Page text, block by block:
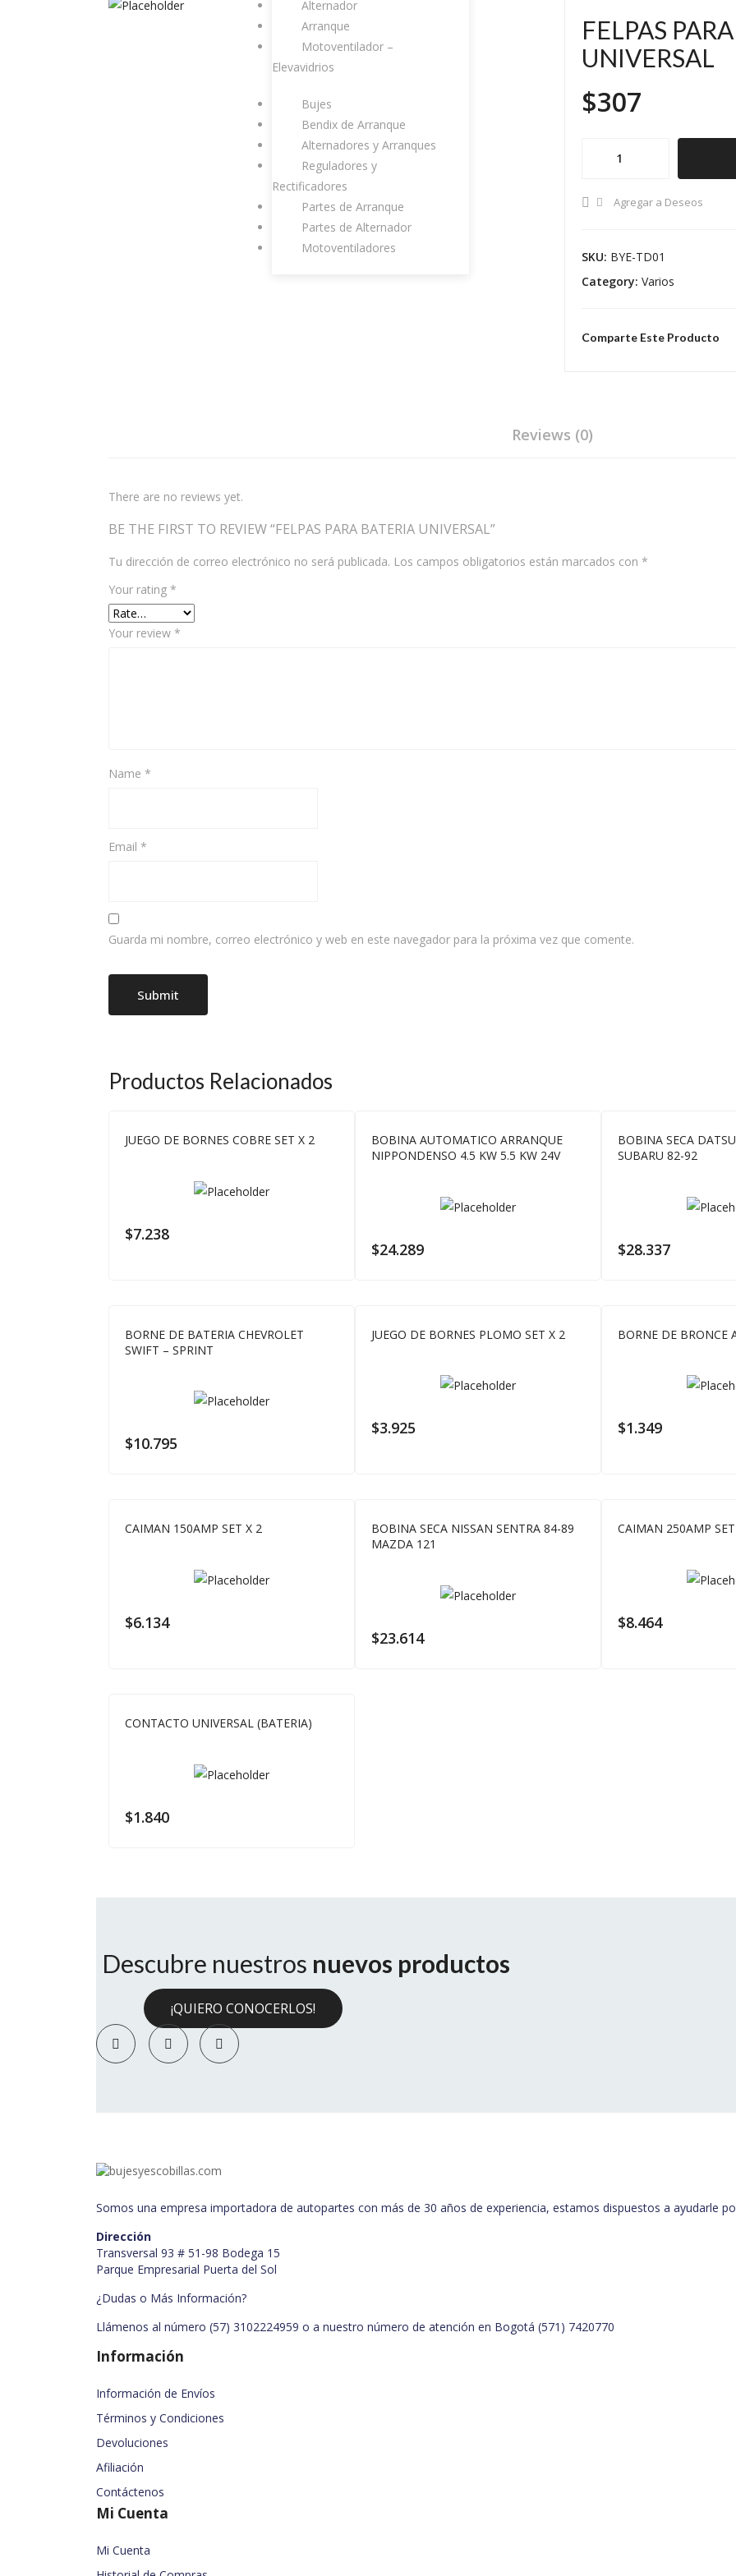
Alternador
Arranque
Motoventilador –
Elevavidrios
Bujes
Bendix de Arranque
Alternadores y Arranques
Reguladores y
Rectificadores
Partes de Arranque
Partes de Alternador
Motoventiladores
FELPAS
UNIVERSAL
$307
UNIVERSAL
Agregar a Deseos
SKU: BYE-TD01
Category: Varios
Comparte Este Producto
Reviews (0)
There are no reviews yet.
BE THE FIRST TO REVIEW “FELPAS PARA BATERIA UNIVERSAL”
Tu dirección de correo electrónico no será publicada. Los campos obligatorios están marcados con *
Your rating *
Your review *
Name *
Email *
Guarda mi nombre, correo electrónico y web en este navegador para la próxima vez que comente.
Productos Relacionados
JUEGO DE BORNES COBRE SET X 2
$7.238
BOBINA AUTOMATICO ARRANQUE
NIPPONDENSO 4.5 KW 5.5 KW 24V
$24.289
BOBINA SECA
SUBARU 82-92
$28.337
BORNE DE BATERIA CHEVROLET
SWIFT – SPRINT
$10.795
JUEGO DE BORNES PLOMO SET X 2
$3.925
BORNE DE BRONCE
$1.349
CAIMAN 150AMP SET X 2
$6.134
BOBINA SECA NISSAN SENTRA 84-89
MAZDA 121
$23.614
CAIMAN 250AMP
$8.464
CONTACTO UNIVERSAL (BATERIA)
$1.840
Descubre nuestros nuevos productos
¡QUIERO CONOCERLOS!
Somos una empresa importadora de autopartes con más de 30 años de experiencia, estamos dispuestos a ayudarle
Dirección
Transversal 93 # 51-98 Bodega 15
Parque Empresarial Puerta del Sol
¿Dudas o Más Información?
Llámenos al número (57) 3102224959 o a nuestro número de atención en Bogotá (571) 7420770
Información
Información de Envíos
Términos y Condiciones
Devoluciones
Afiliación
Contáctenos
Mi Cuenta
Mi Cuenta